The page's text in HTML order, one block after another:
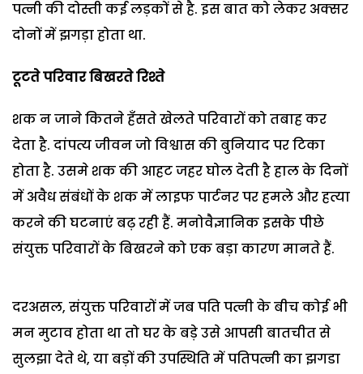
पत्नी की दोस्ती कई लड़कों से है. इस बात को लेकर अक्सर
दोनों में झगड़ा होता था.
टूटते परिवार बिखरते रिश्ते
शक न जाने कितने हँसते खेलते परिवारों को तबाह कर
देता है. दांपत्य जीवन जो विश्वास की बुनियाद पर टिका
होता है. उसमे शक की आहट जहर घोल देती है हाल के दिनों
में अवैध संबंधों के शक में लाइफ पार्टनर पर हमले और हत्या
करने की घटनाएं बढ़ रही हैं. मनोवैज्ञानिक इसके पीछे
संयुक्त परिवारों के बिखरने को एक बड़ा कारण मानते हैं.
दरअसल, संयुक्त परिवारों में जब पति पत्नी के बीच कोई भी
मन मुटाव होता था तो घर के बड़े उसे आपसी बातचीत से
सुलझा देते थे, या बड़ों की उपस्थिति में पतिपत्नी का झगडा